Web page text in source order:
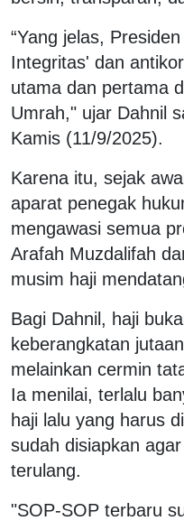
“Yang jelas,
Integritas' dan
utama dan pertama
Umrah," ujar Dahnil
Kamis (11/9/2025).
Karena itu, sejak
aparat penegak
mengawasi semua
Arafah Muzdalifah
musim haji
Bagi Dahnil, haji
keberangkatan
melainkan cermin
Ia menilai, terlalu
haji lalu yang harus
sudah disiapkan
terulang.
"SOP-SOP terbaru